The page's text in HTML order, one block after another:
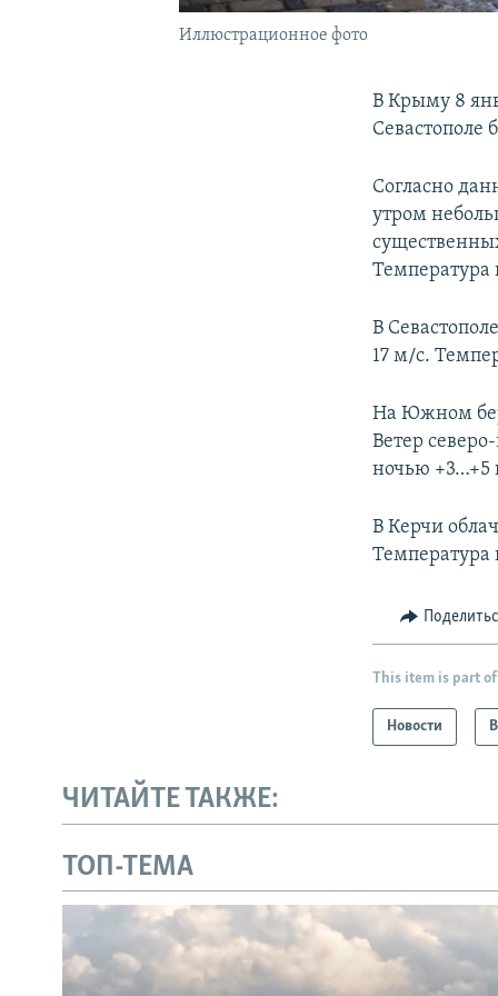
Иллюстрационное фото
В Крыму 8
Севастополе
Согласно
утром
Температура
В
17 м/с.
На Южном
Ветер
ночью +3…+5
В Керчи
Температура
This item is part of
Новости
ЧИТАЙТЕ ТАКЖЕ:
ТОП-ТЕМА